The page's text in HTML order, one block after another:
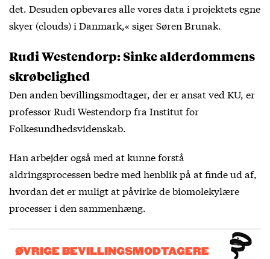
det. Desuden opbevares alle vores data i projektets egne
skyer (clouds) i Danmark,« siger Søren Brunak.
Rudi Westendorp: Sinke alderdommens
skrøbelighed
Den anden bevillingsmodtager, der er ansat ved KU, er
professor Rudi Westendorp fra Institut for
Folkesundhedsvidenskab.
Han arbejder også med at kunne forstå
aldringsprocessen bedre med henblik på at finde ud af,
hvordan det er muligt at påvirke de biomolekylære
processer i den sammenhæng.
ØVRIGE BEVILLINGSMODTAGERE